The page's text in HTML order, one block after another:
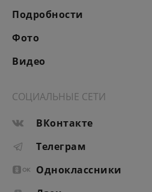
Подробности
Фото
Видео
СОЦИАЛЬНЫЕ СЕТИ
ВКонтакте
Телеграм
Одноклассники